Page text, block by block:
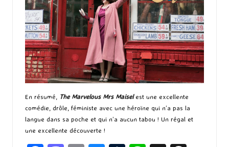
En résumé, The Marvelous Mrs Maiselest une excellente
comédie, drôle, féministe avec une héroïne qui n’a pas la
langue dans sa poche et qui n’a aucun tabou ! Un régal et
une excellente découverte !